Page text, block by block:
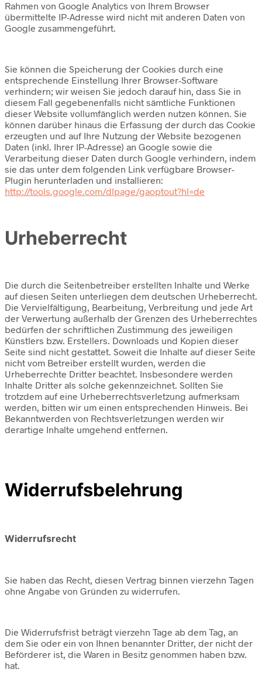
Rahmen von Google Analytics von Ihrem Browser
übermittelte IP-Adresse wird nicht mit anderen Daten von
Google zusammengeführt.
Sie können die Speicherung der Cookies durch eine
entsprechende Einstellung Ihrer Browser-Software
verhindern; wir weisen Sie jedoch darauf hin, dass Sie in
diesem Fall gegebenenfalls nicht sämtliche Funktionen
dieser Website vollumfänglich werden nutzen können. Sie
können darüber hinaus die Erfassung der durch das Cookie
erzeugten und auf Ihre Nutzung der Website bezogenen
Daten (inkl. Ihrer IP-Adresse) an Google sowie die
Verarbeitung dieser Daten durch Google verhindern, indem
sie das unter dem folgenden Link verfügbare Browser-
Plugin herunterladen und installieren:
http://tools.google.com/dlpage/gaoptout?hl=de
Urheberrecht
Die durch die Seitenbetreiber erstellten Inhalte und Werke
auf diesen Seiten unterliegen dem deutschen Urheberrecht.
Die Vervielfältigung, Bearbeitung, Verbreitung und jede Art
der Verwertung außerhalb der Grenzen des Urheberrechtes
bedürfen der schriftlichen Zustimmung des jeweiligen
Künstlers bzw. Erstellers. Downloads und Kopien dieser
Seite sind nicht gestattet. Soweit die Inhalte auf dieser Seite
nicht vom Betreiber erstellt wurden, werden die
Urheberrechte Dritter beachtet. Insbesondere werden
Inhalte Dritter als solche gekennzeichnet. Sollten Sie
trotzdem auf eine Urheberrechtsverletzung aufmerksam
werden, bitten wir um einen entsprechenden Hinweis. Bei
Bekanntwerden von Rechtsverletzungen werden wir
derartige Inhalte umgehend entfernen.
Widerrufsbelehrung
Widerrufsrecht
Sie haben das Recht, diesen Vertrag binnen vierzehn Tagen
ohne Angabe von Gründen zu widerrufen.
Die Widerrufsfrist beträgt vierzehn Tage ab dem Tag, an
dem Sie oder ein von Ihnen benannter Dritter, der nicht der
Beförderer ist, die Waren in Besitz genommen haben bzw.
hat.